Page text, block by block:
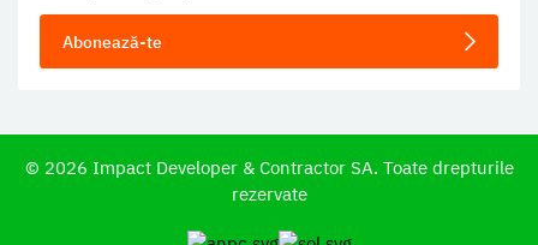
Abonează-te
© 2026 Impact Developer & Contractor SA. Toate drepturile
rezervate